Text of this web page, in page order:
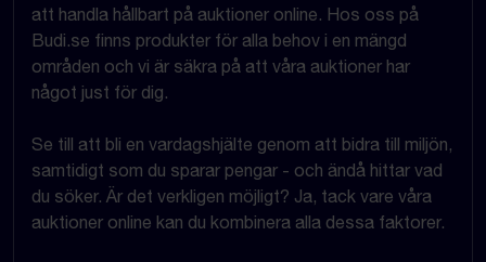
att handla hållbart på auktioner online. Hos oss på
Budi.se finns produkter för alla behov i en mängd
områden och vi är säkra på att våra auktioner har
något just för dig.
Se till att bli en vardagshjälte genom att bidra till miljön,
samtidigt som du sparar pengar - och ändå hittar vad
du söker. Är det verkligen möjligt? Ja, tack vare våra
auktioner online kan du kombinera alla dessa faktorer.